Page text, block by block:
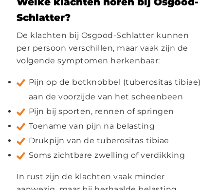
Schlatter?
De klachten bij Osgood-Schlatter kunnen
per persoon verschillen, maar vaak zijn de
volgende symptomen herkenbaar:
Pijn op de botknobbel (tuberositas tibiae)
aan de voorzijde van het scheenbeen
Pijn bij sporten, rennen of springen
Toename van pijn na belasting
Drukpijn van de tuberositas tibiae
Soms zichtbare zwelling of verdikking
In rust zijn de klachten vaak minder